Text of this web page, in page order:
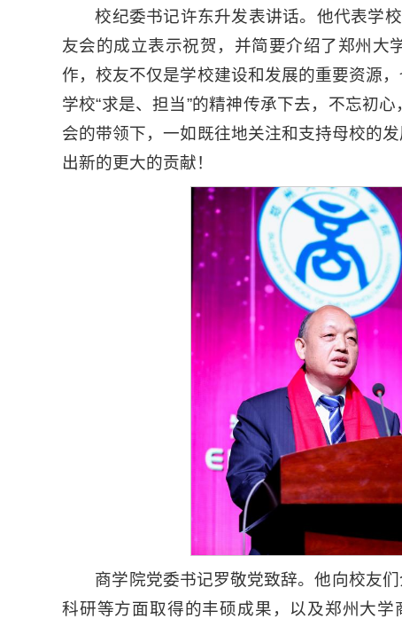
校纪委书记许东升发表讲话。他代表学
友会的成立表示祝贺，并简要介绍了郑州大
作，校友不仅是学校建设和发展的重要资源
学校“求是、担当”的精神传承下去，不忘初
会的带领下，一如既往地关注和支持母校的
出新的更大的贡献！
商学院党委书记罗敬党致辞。他向校友
科研等方面取得的丰硕成果，以及郑州大